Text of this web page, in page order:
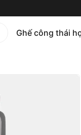
Ghế công thái